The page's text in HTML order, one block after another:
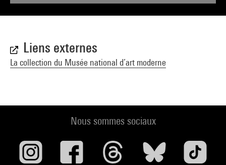
Liens externes
La collection du Musée national d’art moderne
Nous sommes sociaux